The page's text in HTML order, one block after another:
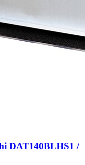
DAT140BLHS1 /